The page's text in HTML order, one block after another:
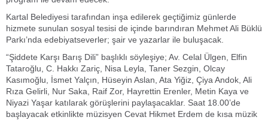
Kartal Belediyesi tarafından inşa edilerek geçtiğimiz günlerde
hizmete sunulan sosyal tesisi de içinde barındıran Mehmet Ali Büklü
Parkı’nda edebiyatseverler; şair ve yazarlar ile buluşacak.
“Şiddete Karşı Barış Dili” başlıklı söyleşiye; Av. Celal Ülgen, Elfin
Tataroğlu, C. Hakkı Zariç, Nisa Leyla, Taner Sezgin, Olcay
Kasımoğlu, İsmet Yalçın, Hüseyin Aslan, Ata Yiğiz, Çiya Andok, Ali
Rıza Gelirli, Nur Saka, Raif Zor, Hayrettin Erenler, Metin Kaya ve
Niyazi Yaşar katılarak görüşlerini paylaşacaklar. Saat 18.00’de
başlayacak etkinlikte müzisyen Cevat Hikmet Erdem de kısa müzik